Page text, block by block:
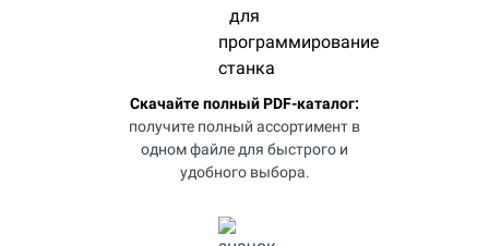
Скачайте полный PDF-каталог:
получите полный ассортимент в
одном файле для быстрого и
удобного выбора.